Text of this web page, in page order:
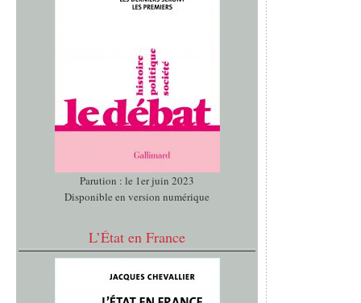
Parution : le 1er juin 2023
Disponible en version numérique
L’État en France